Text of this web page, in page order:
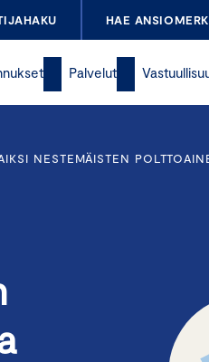
HAE
Palvelut
NESTEMÄISTEN